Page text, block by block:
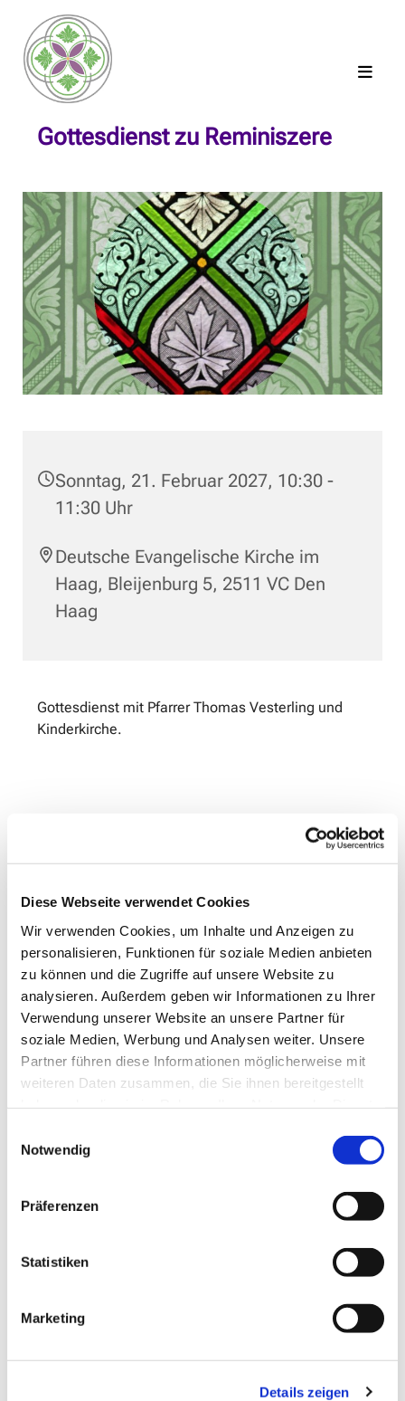
Diese Webseite verwendet Cookies
Wir verwenden Cookies, um Inhalte und Anzeigen zu
personalisieren, Funktionen für soziale Medien anbieten
zu können und die Zugriffe auf unsere Website zu
analysieren. Außerdem geben wir Informationen zu Ihrer
Verwendung unserer Website an unsere Partner für
soziale Medien, Werbung und Analysen weiter. Unsere
Partner führen diese Informationen möglicherweise mit
weiteren Daten zusammen, die Sie ihnen bereitgestellt
Notwendig
Präferenzen
Statistiken
Marketing
Details zeigen
Gottesdienst zu Reminiszere
Sonntag, 21. Februar 2027, 10:30 -
11:30 Uhr
Deutsche Evangelische Kirche im
Haag, Bleijenburg 5, 2511 VC Den
Haag
Gottesdienst mit Pfarrer Thomas Vesterling und
Kinderkirche.
Auf dieser Website
Feiern
Hingehen